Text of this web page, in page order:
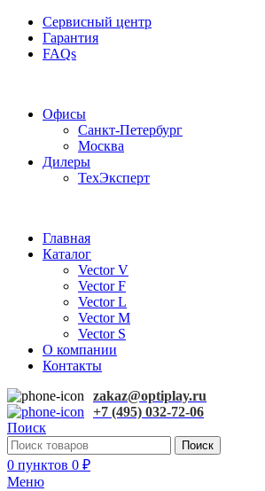
Сервисный центр
Гарантия
FAQs
Офисы
Санкт-Петербург
Москва
Дилеры
ТехЭксперт
Главная
Каталог
Vector V
Vector F
Vector L
Vector M
Vector S
О компании
Контакты
zakaz@optiplay.ru
+7 (495) 032-72-06
Поиск
Поиск
0 пунктов 0 ₽
Меню